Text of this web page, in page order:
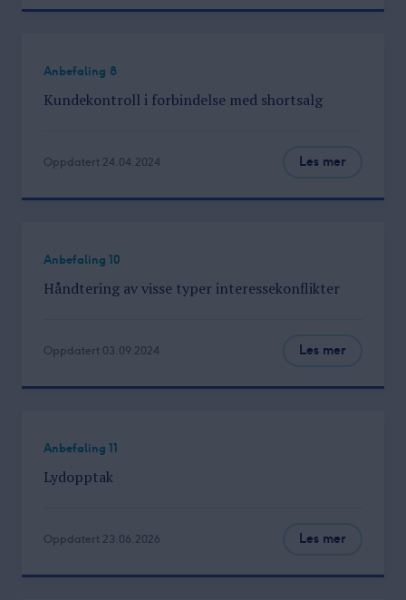
Anbefaling 8
Kundekontroll i forbindelse med shortsalg
Oppdatert 24.04.2024 Les mer
Anbefaling 10
Håndtering av visse typer interessekonflikter
Oppdatert 03.09.2024 Les mer
Anbefaling 11
Lydopptak
Oppdatert 23.06.2026 Les mer